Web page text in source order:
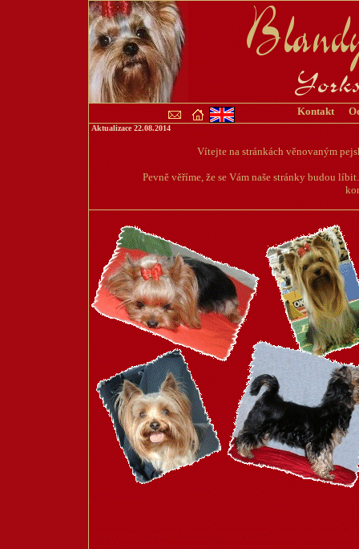
Kontakt
Aktualizace22.08.2014
Vítejte na stránkách věnovaným
Pevně věříme, že se Vám naše stránky budou